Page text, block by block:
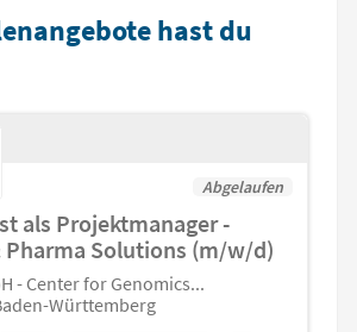
hast du
Abgelaufen
als Projektmanager -
Pharma Solutions (m/w/d)
- Center for Genomics...
Württemberg